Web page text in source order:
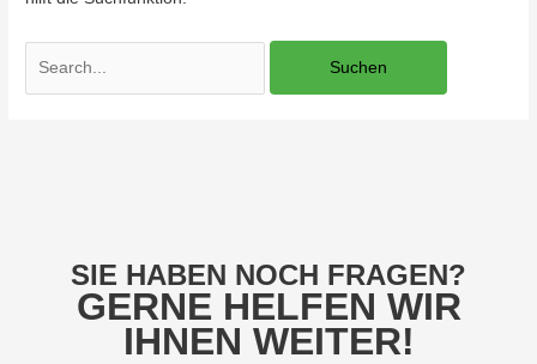
nach:
SIE HABEN NOCH FRAGEN?
GERNE HELFEN WIR
IHNEN WEITER!